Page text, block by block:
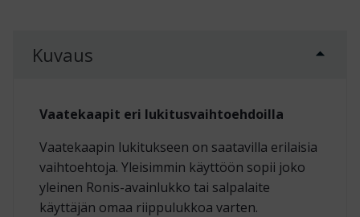
Kuvaus
Vaatekaapit eri lukitusvaihtoehdoilla
Vaatekaapin lukitukseen on saatavilla erilaisia
vaihtoehtoja. Yleisimmin käyttöön sopii joko
yleinen Ronis-avainlukko tai salpalaite
käyttäjän omaa riippulukkoa varten.